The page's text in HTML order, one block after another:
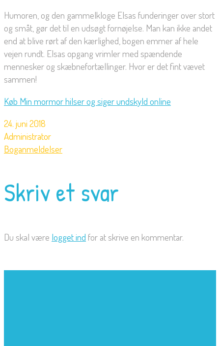
Humoren, og den gammelkloge Elsas funderinger over stort
og småt, gør det til en udsøgt fornøjelse. Man kan ikke andet
end at blive rørt af den kærlighed, bogen emmer af hele
vejen rundt. Elsas opgang vrimler med spændende
mennesker og skæbnefortællinger. Hvor er det fint vævet
sammen!
Køb Min mormor hilser og siger undskyld online
24. juni 2018
Administrator
Boganmeldelser
Skriv et svar
Du skal være logget ind for at skrive en kommentar.